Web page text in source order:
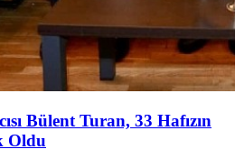
Bülent Turan, 33 Hafızın
Oldu